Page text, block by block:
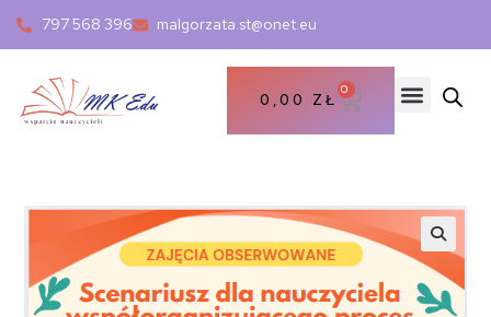
797 568 396 malgorzata.st@onet.eu
0,00 ZŁ
0